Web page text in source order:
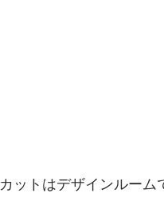
カットはデザインルーム